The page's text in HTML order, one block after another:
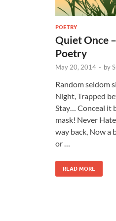
POETRY
Quiet Once
Poetry
May 20, 2014 - by
Random seldom
Night, Trapped
Stay… Conceal it
mask! Never
way back, Now a
or …
READ MORE